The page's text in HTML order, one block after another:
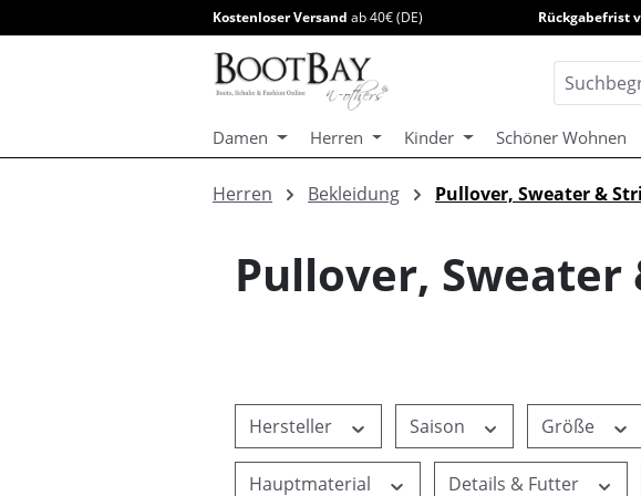
Zur Hauptnavigation springen
Kostenloser Versand ab 40€ (DE) Rückgabefrist
Damen Herren Kinder Schöner Wohnen
Herren Bekleidung Pullover, Sweater &
Pullover,
Hersteller Saison Größe
Hauptmaterial Details & Futter